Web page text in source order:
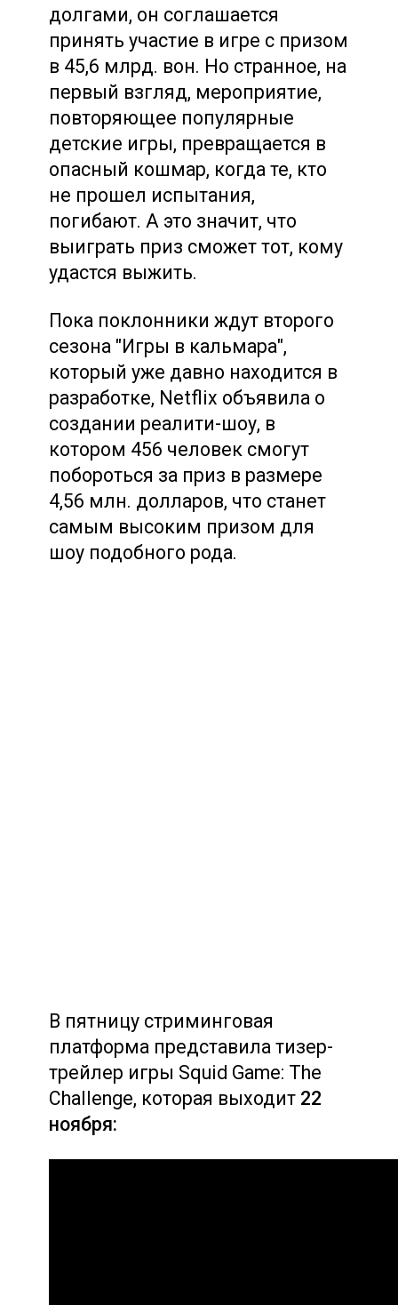
долгами, он соглашается
принять участие в игре с призом
в 45,6 млрд. вон. Но странное, на
первый взгляд, мероприятие,
повторяющее популярные
детские игры, превращается в
опасный кошмар, когда те, кто
не прошел испытания,
погибают. А это значит, что
выиграть приз сможет тот, кому
удастся выжить.
Пока поклонники ждут второго
сезона "Игры в кальмара",
который уже давно находится в
разработке, Netflix объявила о
создании реалити-шоу, в
котором 456 человек смогут
побороться за приз в размере
4,56 млн. долларов, что станет
самым высоким призом для
шоу подобного рода.
В пятницу стриминговая
платформа представила тизер-
трейлер игры Squid Game: The
Challenge, которая выходит 22
ноября: